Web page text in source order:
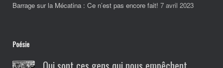
Barrage sur la Mécatina : Ce n’est pas encore fait! 7 avril 2023
Poésie